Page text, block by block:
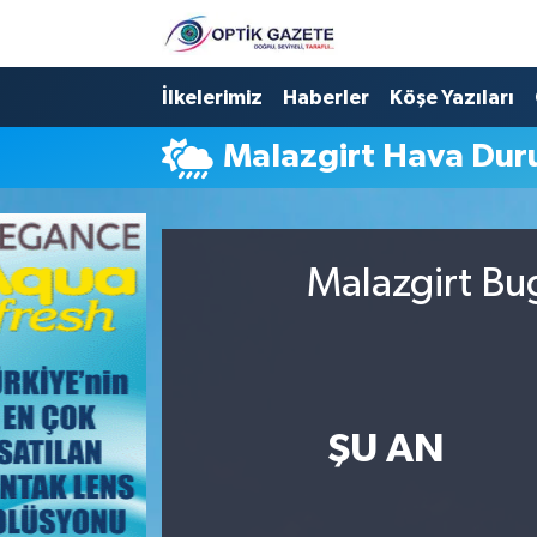
İlkelerimiz Haberler Köşe Yazıları
Malazgirt Hava
Malazgirt
ŞU AN
Nöbetçi Eczaneler
Hava Durumu
İstanbul Namaz Vakitleri
Trafik Durumu
Süper Lig Puan Durumu ve Fikstür
Tüm Manşetler
Son Dakika Haberleri
Haber Arşivi